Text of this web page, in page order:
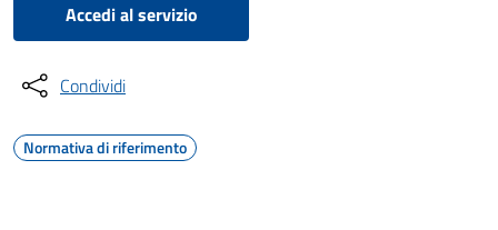
Accedi al servizio
Condividi
Normativa di riferimento